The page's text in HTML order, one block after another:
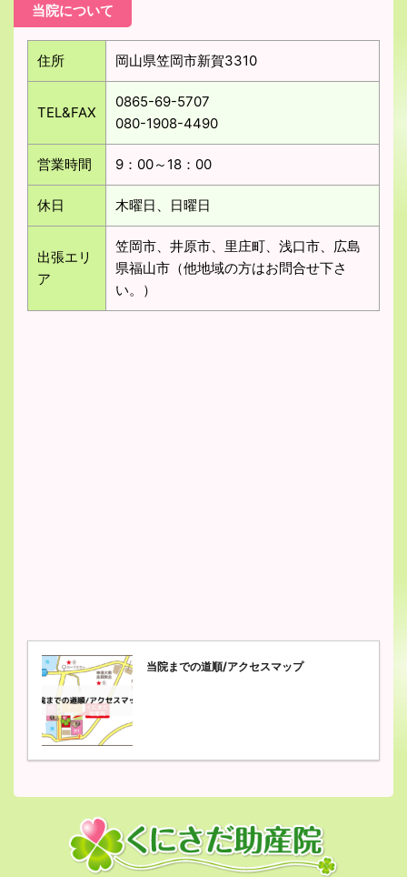
当院について
住所 岡山県笠岡市新賀3310
TEL&FAX
0865-69-5707
080-1908-4490
営業時間 9：00～18：00
休日 木曜日、日曜日
出張エリ
ア
笠岡市、井原市、里庄町、浅口市、広島
県福山市（他地域の方はお問合せ下さ
い。）
当院までの道順/アクセスマップ